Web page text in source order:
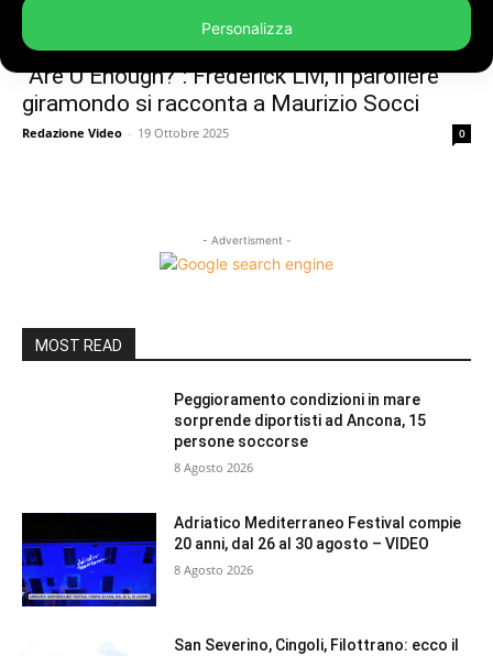
“Are U Enough?“: Frederick Livi, il paroliere
giramondo si racconta a Maurizio Socci
Redazione Video - 19 Ottobre 2025 0
- Advertisment -
MOST READ
Peggioramento condizioni in mare
sorprende diportisti ad Ancona, 15
persone soccorse
8 Agosto 2026
Adriatico Mediterraneo Festival compie
20 anni, dal 26 al 30 agosto – VIDEO
8 Agosto 2026
San Severino, Cingoli, Filottrano: ecco il
Personalizza